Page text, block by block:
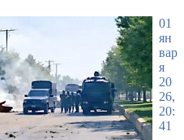
01
ян
вар
я
20
26,
20:
41